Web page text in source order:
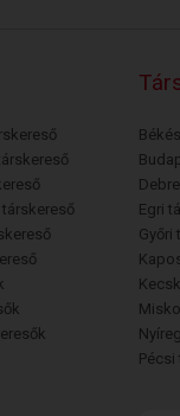
Egri
Győri
Pécsi